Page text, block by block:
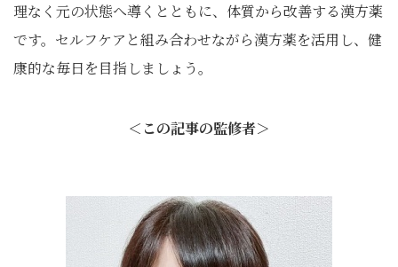
理なく元の状態へ導くとともに、体質から改善する漢方薬
です。セルフケアと組み合わせながら漢方薬を活用し、健
康的な毎日を目指しましょう。
＜この記事の監修者＞